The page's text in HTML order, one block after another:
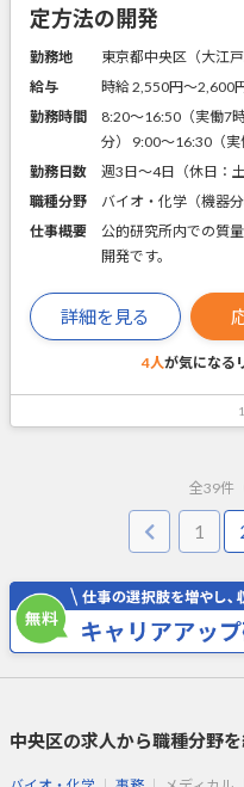
定方法の開発
勤務地
東京都中央区（大江
給与
時給 2,550円〜2,600
勤務時間
8:20～16:50（実働7
分） 9:00～16:30（実
勤務日数
週3日～4日（休日：土
職種分野
バイオ・化学（機器分
仕事概要
公的研究所内での質
開発です。
詳細を見る
4人が気になる
全39件
1
中央区の求人から職種分野